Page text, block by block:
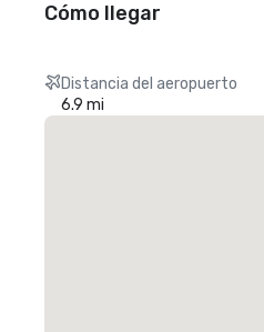
Cómo llegar
Distancia del aeropuerto
6.9 mi